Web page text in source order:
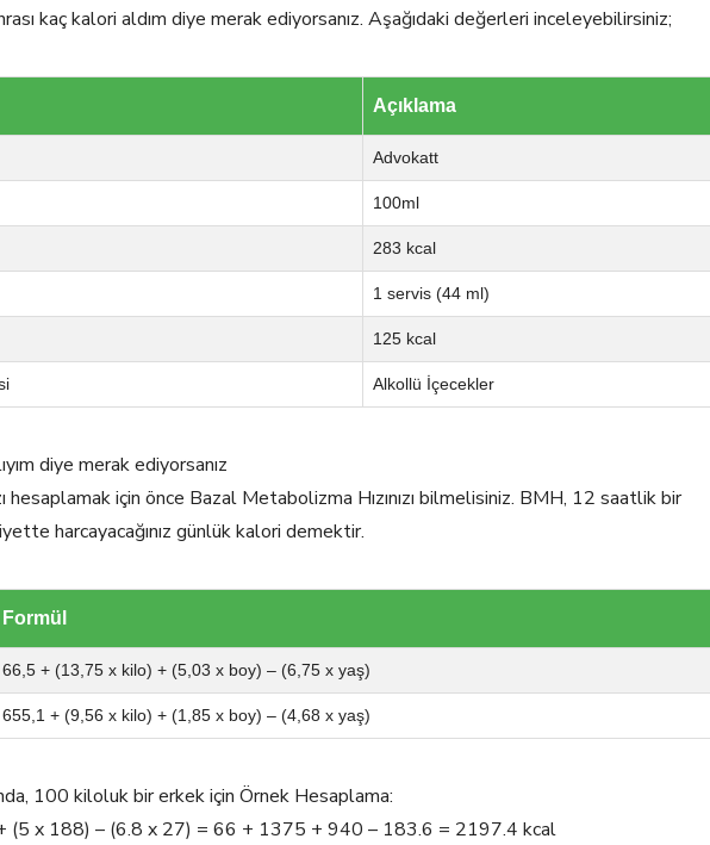
kaç kalori aldım diye merak ediyorsanız. Aşağıdaki değerleri inceleyebilirsiniz;
Açıklama
Advokatt
100ml
283 kcal
1 servis (44 ml)
125 kcal
Alkollü İçecekler
diye merak ediyorsanız
hesaplamak için önce Bazal Metabolizma Hızınızı bilmelisiniz. BMH, 12 saatlik bir
harcayacağınız günlük kalori demektir.
Formül
66,5 + (13,75 x kilo) + (5,03 x boy) – (6,75 x yaş)
655,1 + (9,56 x kilo) + (1,85 x boy) – (4,68 x yaş)
100 kiloluk bir erkek için Örnek Hesaplama:
(5 x 188) – (6.8 x 27) = 66 + 1375 + 940 – 183.6 = 2197.4 kcal